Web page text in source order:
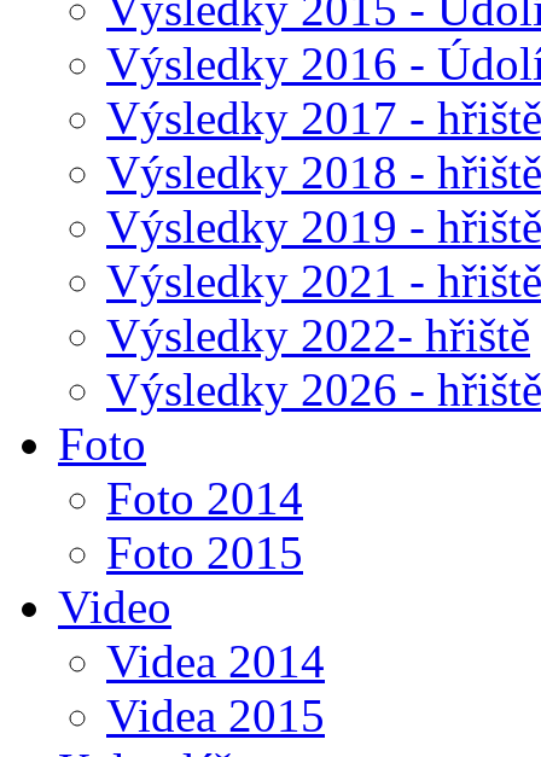
Výsledky 2016 -
Výsledky 2017 - hřiště
Výsledky 2018 - hřiště
Výsledky 2019 - hřiště
Výsledky 2021 - hřiště
Výsledky 2022- hřiště
Výsledky 2026 - hřiště
Foto
Foto 2014
Foto 2015
Video
Videa 2014
Videa 2015